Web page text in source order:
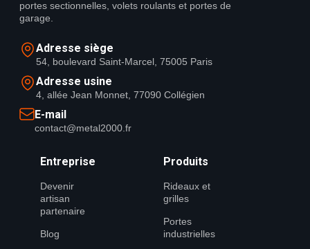
portes sectionnelles, volets roulants et portes de
garage.
Adresse siège
54, boulevard Saint-Marcel, 75005 Paris
Adresse usine
4, allée Jean Monnet, 77090 Collégien
E-mail
contact@metal2000.fr
Entreprise
Devenir
artisan
partenaire
Blog
Produits
Rideaux et
grilles
Portes
industrielles